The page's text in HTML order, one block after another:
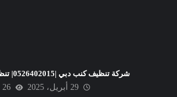
شركة تنظيف كنب دبي |0526402015| تنظيف المجالس
29 أبريل، 2025
26